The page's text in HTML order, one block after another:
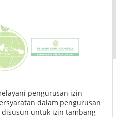
pengurusan izin
dalam pengurusan
untuk izin tambang